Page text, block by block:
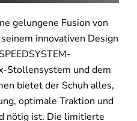
gelungene Fusion von
innovativen Design
Stollensystem und dem
bietet der Schuh alles,
optimale Traktion und
nötig ist. Die limitierte